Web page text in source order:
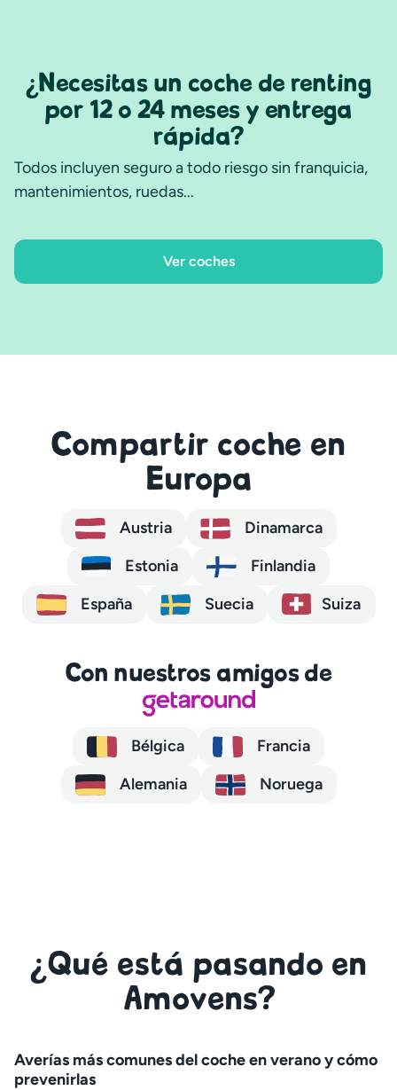
¿Necesitas un coche de renting
por 12 o 24 meses y entrega
rápida?
Todos incluyen seguro a todo riesgo sin franquicia,
mantenimientos, ruedas...
Ver coches
Compartir coche en
Europa
Austria
Dinamarca
Estonia
Finlandia
España
Suecia Suiza
Con nuestros amigos de
Bélgica
Francia
Alemania
Noruega
¿Qué está pasando en
Amovens?
Averías más comunes del coche en verano y cómo
prevenirlas